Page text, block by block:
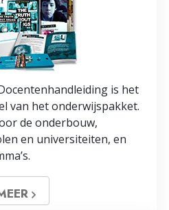
is het
van het onderwijspakket.
de onderbouw,
en universiteiten, en